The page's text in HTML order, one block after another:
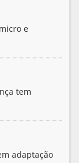
e
tem
adaptação